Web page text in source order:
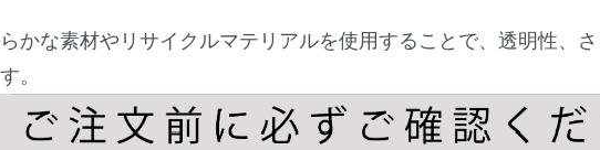
かな素材やリサイクルマテリアルを使用することで、透明性、
。